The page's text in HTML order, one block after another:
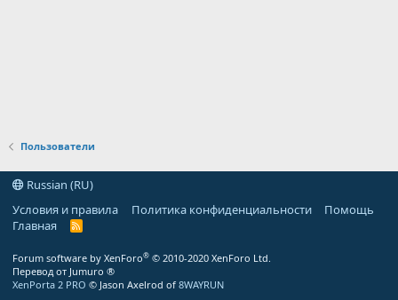
Пользователи
Russian (RU)
Условия и правила
Политика конфиденциальности
Помощь
Главная
R
Forum software by XenForo® © 2010-2020 XenForo Ltd.
Перевод от Jumuro ®
XenPorta 2 PRO © Jason Axelrod of 8WAYRUN